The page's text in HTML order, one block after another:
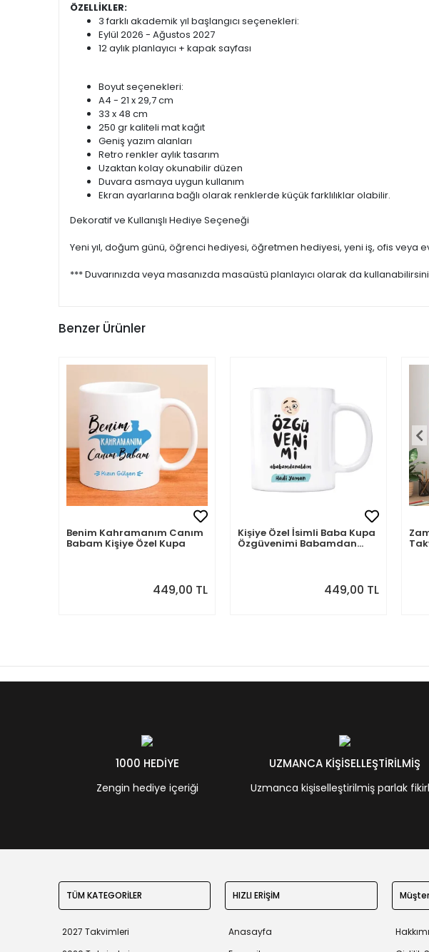
ÖZELLİKLER:
3 farklı akademik yıl başlangıcı seçenekleri:
Eylül 2026 - Ağustos 2027
12 aylık planlayıcı + kapak sayfası
Boyut seçenekleri:
A4 - 21 x 29,7 cm
33 x 48 cm
250 gr kaliteli mat kağıt
Geniş yazım alanları
Retro renkler aylık tasarım
Uzaktan kolay okunabilir düzen
Duvara asmaya uygun kullanım
Ekran ayarlarına bağlı olarak renklerde küçük farklılıklar olabilir.
Dekoratif ve Kullanışlı Hediye Seçeneği
Yeni yıl, doğum günü, öğrenci hediyesi, öğretmen hediyesi, yeni iş, ofis veya
*** Duvarınızda veya masanızda masaüstü planlayıcı olarak da
Benzer Ürünler
Benim Kahramanım Canım
Babam Kişiye Özel Kupa
449,00 TL
Kişiye Özel İsimli Baba Kupa
Özgüvenimi Babamdan
449,00 TL
1000 HEDİYE
Zengin hediye içeriği
UZMANCA KİŞİSELLEŞTİRİLMİŞ
Uzmanca kişiselleştirilmiş parlak
TÜM KATEGORİLER
2027 Takvimleri
HIZLI ERİŞİM
Anasayfa